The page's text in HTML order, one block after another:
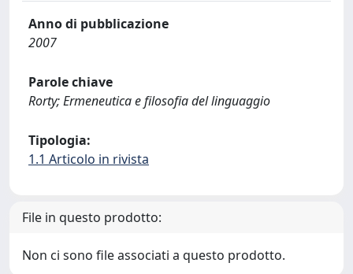
Anno di pubblicazione
2007
Parole chiave
Rorty; Ermeneutica e filosofia del linguaggio
Tipologia:
1.1 Articolo in rivista
File in questo prodotto:
Non ci sono file associati a questo prodotto.